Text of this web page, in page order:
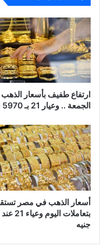
ارتفاع طفيف بأسعار الذهب
الجمعة .. وعيار 21 بـ 5970 جنيه
أسعار الذهب في مصر
جنيه